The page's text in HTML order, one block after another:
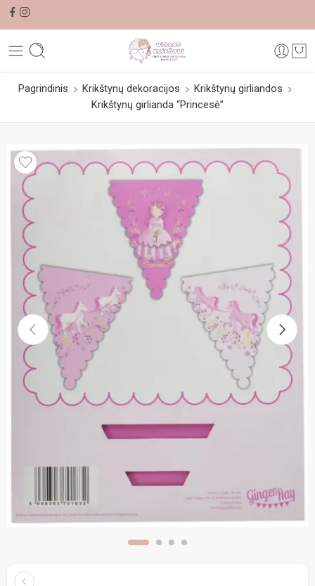
Pagrindinis Krikštynų dekoracijos
Krikštynų girliandos
Krikštynų girlianda “Princesė”